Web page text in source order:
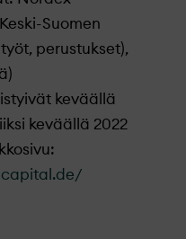
Suomen
perustukset),
keväällä
keväällä 2022